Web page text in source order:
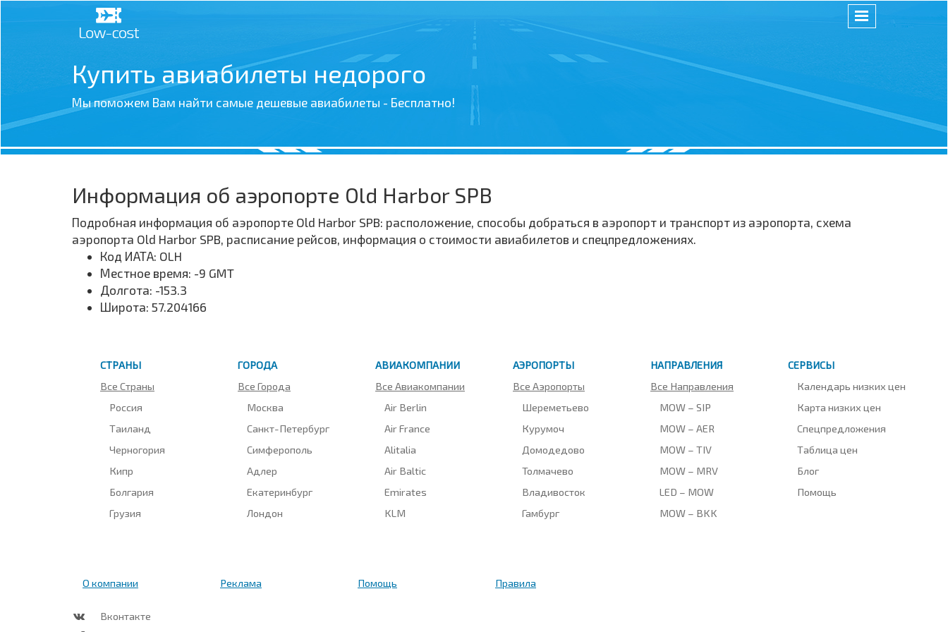
Купить авиабилеты недорого
Мы поможем Вам найти самые дешевые авиабилеты - Бесплатно!
Информация об аэропорте Old Harbor SPB
Подробная информация об аэропорте Old Harbor SPB: расположение, способы добраться в аэропорт и транспорт из аэропорта, схема
аэропорта Old Harbor SPB, расписание рейсов, информация о стоимости авиабилетов и спецпредложениях.
Код ИАТА: OLH
Местное время: -9 GMT
Долгота: -153.3
Широта: 57.204166
СТРАНЫ
Все Страны
Россия
Таиланд
Черногория
Кипр
Болгария
Грузия
ГОРОДА
Все Города
Москва
Санкт-Петербург
Симферополь
Адлер
Екатеринбург
Лондон
АВИАКОМПАНИИ
Все Авиакомпании
Air Berlin
Air France
Alitalia
Air Baltic
Emirates
KLM
АЭРОПОРТЫ
Все Аэропорты
Шереметьево
Курумоч
Домодедово
Толмачево
Владивосток
Гамбург
НАПРАВЛЕНИЯ
Все Направления
MOW – SIP
MOW – AER
MOW – TIV
MOW – MRV
LED – MOW
MOW – BKK
СЕРВИСЫ
Календарь низких цен
Карта низких цен
Спецпредложения
Таблица цен
Блог
Помощь
О компании Реклама Помощь Правила
Вконтакте